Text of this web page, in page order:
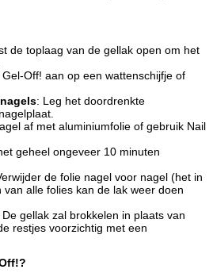
de toplaag van de gellak open om het
Gel-Off! aan op een wattenschijfje of
: Leg het doordrenkte
af met aluminiumfolie of gebruik Nail
geheel ongeveer 10 minuten
de folie nagel voor nagel (het in
alle folies kan de lak weer doen
De gellak zal brokkelen in plaats van
restjes voorzichtig met een